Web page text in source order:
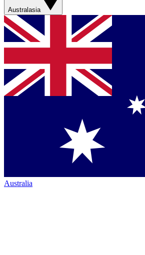
Australasia
Australia